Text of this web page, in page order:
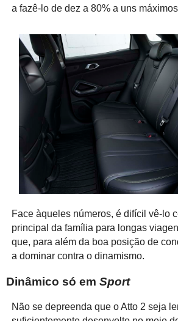
a fazê-lo de dez a 80% a uns
Face àqueles números, é difícil vê-lo
principal da família para longas
que, para além da boa posição de
a dominar contra o dinamismo.
Dinâmico só em Sport
Não se depreenda que o Atto 2 seja